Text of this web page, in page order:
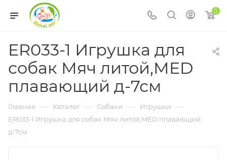
0
ER033-1 Игрушка для
собак Мяч литой,MED
плавающий д-7см
Главная — Каталог — Собаки — Игрушки —
ER033-1 Игрушка для собак Мяч литой,MED плавающий
д-7см